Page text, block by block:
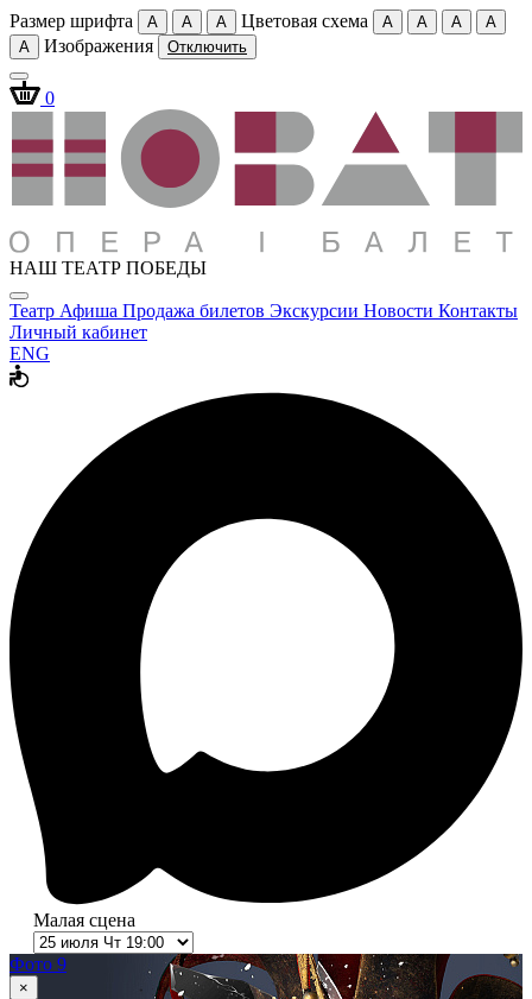
Размер шрифта A A A Цветовая схема A A A
A
A
Изображения Отключить
0
НАШ ТЕАТР ПОБЕДЫ
Театр Афиша Продажа билетов Экскурсии Новости Контакты
Личный кабинет
ENG
Малая сцена
Фото 9
×